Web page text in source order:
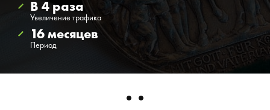
В 4 раза
Увеличение трафика
16 месяцев
Период